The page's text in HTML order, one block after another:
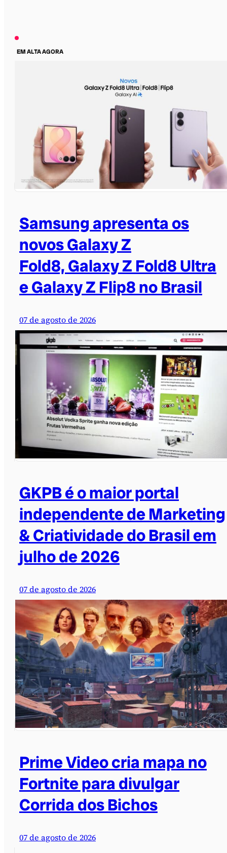
EM ALTA AGORA
Samsung apresenta os
novos Galaxy Z
Fold8, Galaxy Z Fold8 Ultra
e Galaxy Z Flip8 no Brasil
07 de agosto de 2026
GKPB é o maior portal
independente de Marketing
& Criatividade do Brasil em
julho de 2026
07 de agosto de 2026
Prime Video cria mapa no
Fortnite para divulgar
Corrida dos Bichos
07 de agosto de 2026